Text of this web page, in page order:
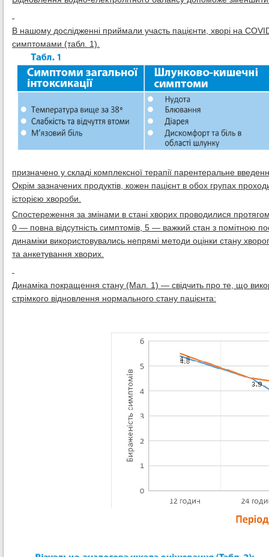
В нашому дослідженні приймали участь пацієнти, хворі на
симптомами (табл. 1).
призначено у складі комплексної терапії парентеральне
Окрім зазначених продуктів, кожен пацієнт в обох групах
історією хвороби.
Спостереження за змінами в стані хворих проводилися
0 — повна відсутність симптомів, 5 — важкий стан з помітною
динаміки використовувались непрямі методи оцінки стану
та анкетування хворих.
Динаміка покращення стану (Мал. 1) — свідчить про те, що
стрімкого відновлення нормального стану пацієнта: